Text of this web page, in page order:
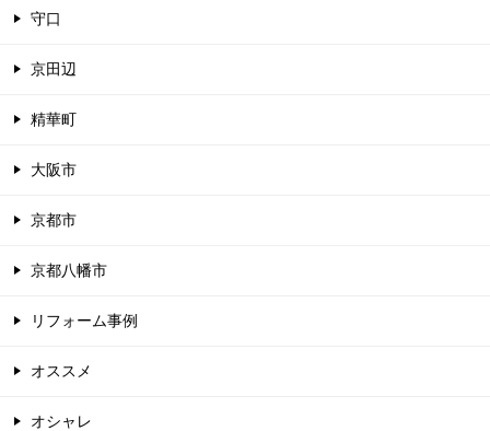
守口
京田辺
精華町
大阪市
京都市
京都八幡市
リフォーム事例
オススメ
オシャレ